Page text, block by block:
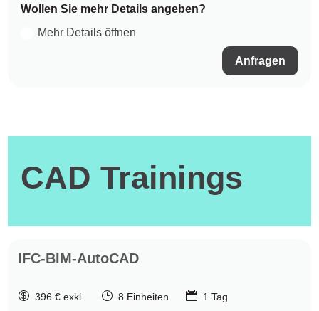
Wollen Sie mehr Details angeben?
Mehr Details öffnen
Anfragen
CAD Trainings
IFC-BIM-AutoCAD
396 € exkl. }8 Einheiten  1 Tag